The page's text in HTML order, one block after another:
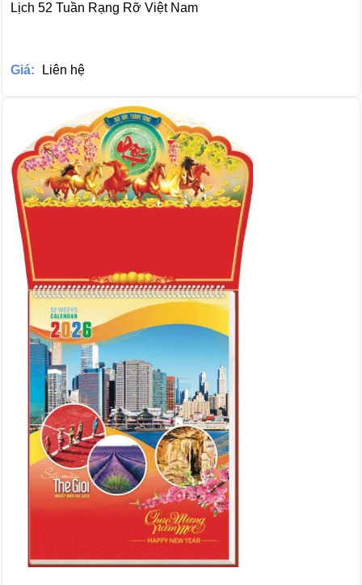
Lịch 52 Tuần Rạng Rỡ Việt Nam
Giá: Liên hệ